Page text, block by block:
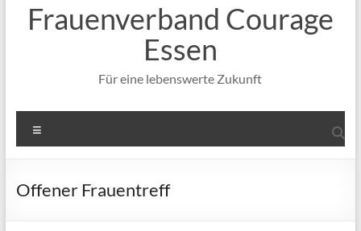
Frauenverband Courage
Essen
Für eine lebenswerte Zukunft
Offener Frauentreff